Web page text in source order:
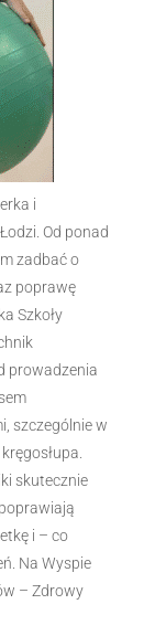
i
Od ponad
zadbać o
poprawę
Szkoły
prowadzenia
szczególnie w
skutecznie
i – co
Na Wyspie
– Zdrowy